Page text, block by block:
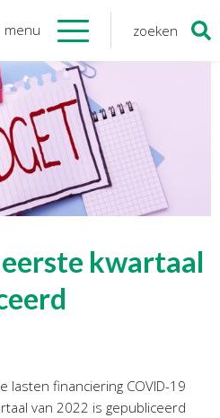
menu zoeken
kwartaal
lasten financiering COVID-19
van 2022 is gepubliceerd